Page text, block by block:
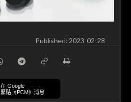
Published: 2023-02-28
在 Google
緊貼《PCM》消息